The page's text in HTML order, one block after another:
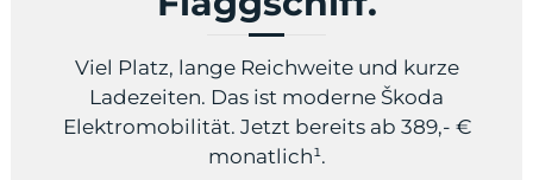
Viel Platz, lange Reichweite und kurze
Ladezeiten. Das ist moderne Škoda
Elektromobilität. Jetzt bereits ab 389,- €
monatlich¹.